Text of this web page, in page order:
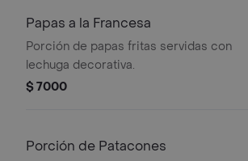
Papas a la Francesa
Porción de papas fritas servidas con
lechuga decorativa.
$ 7000
Porción de Patacones